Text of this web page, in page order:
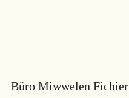
Büro Miwwelen Fichier